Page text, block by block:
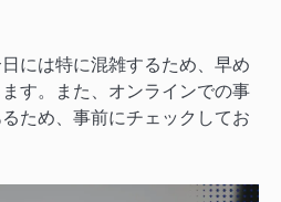
には特に混雑するため、早め
す。また、オンラインでの事
ため、事前にチェックしてお